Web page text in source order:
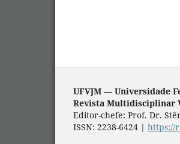
UFVJM — Universidade
Revista Multidisciplinar
Editor-chefe: Prof. Dr.
ISSN: 2238-6424 | https://